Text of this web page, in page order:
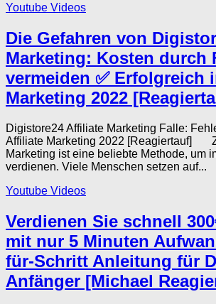
Youtube Videos
Die Gefahren von
Marketing: Kosten durch
vermeiden ✅ Erfolgreich
Marketing 2022
Digistore24 Affiliate Marketing Falle:
Affiliate Marketing 2022 [Reagiertauf]
Marketing ist eine beliebte Methode, um
verdienen. Viele Menschen setzen auf...
Youtube Videos
Verdienen Sie schnell
mit nur 5 Minuten
für-Schritt Anleitung für
Anfänger [Michael